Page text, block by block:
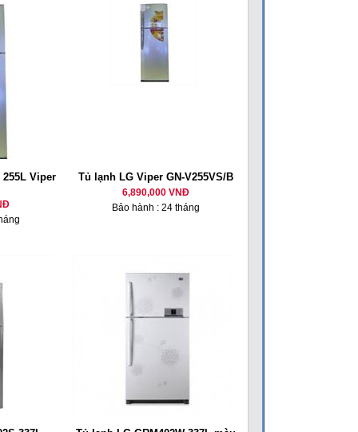
255L Viper Tủ lạnh LG Viper GN-V255VS/B
6,890,000 VNĐ
Bảo hành : 24 tháng